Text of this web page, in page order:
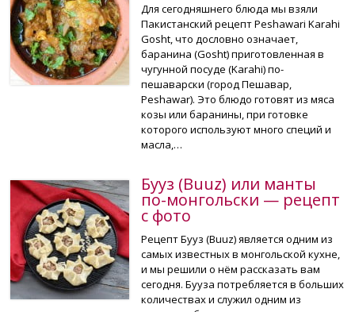
Для сегодняшнего блюда мы взяли
Пакистанский рецепт Peshawari Karahi
Gosht, что дословно означает,
баранина (Gosht) приготовленная в
чугунной посуде (Karahi) по-
пешаварски (город Пешавар,
Peshawar). Это блюдо готовят из мяса
козы или баранины, при готовке
которого используют много специй и
масла,…
Бууз (Buuz) или манты
по-монгольски — рецепт
с фото
Рецепт Бууз (Buuz) является одним из
самых известных в монгольской кухне,
и мы решили о нём рассказать вам
сегодня. Бууза потребляется в больших
количествах и служил одним из